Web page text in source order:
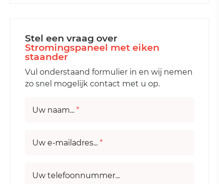
Stel een vraag over
Stromingspaneel met eiken
staander
Vul onderstaand formulier in en wij nemen
zo snel mogelijk contact met u op.
Uw naam... *
Uw e-mailadres... *
Uw telefoonnummer...